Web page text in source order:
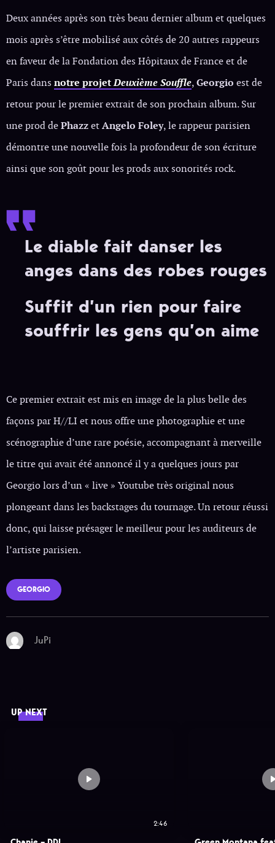
Deux années après son très beau dernier album et quelques
mois après s’être mobilisé aux côtés de 20 autres rappeurs
en faveur de la Fondation des Hôpitaux de France et de
Paris dans notre projetDeuxième Souffle,Georgio est de
retour pour le premier extrait de son prochain album. Sur
une prod dePhazzetAngelo Foley, le rappeur parisien
démontre une nouvelle fois la profondeur de son écriture
ainsi que son goût pour les prods aux sonorités rock.
Le diable fait danser les
anges dans des robes rouges
Suffit d’un rien pour faire
souffrir les gens qu’on aime
Ce premier extrait est mis en image de la plus belle des
façons par H//LI et nous offre une photographie et une
scénographie d’une rare poésie, accompagnant à merveille
le titre qui avait été annoncé il y a quelques jours par
Georgio lors d’un « live » Youtube très original nous
plongeant dans les backstages du tournage. Un retour réussi
donc, qui laisse présager le meilleur pour les auditeurs de
l’artiste parisien.
GEORGIO
JuPi
UP NEXT
2:46